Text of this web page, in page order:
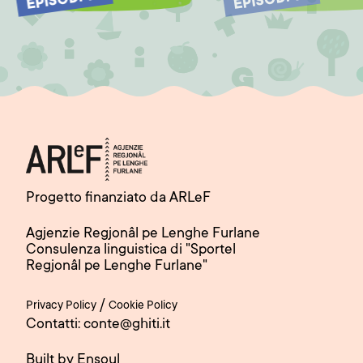
Progetto finanziato da ARLeF
Agjenzie Regjonâl pe Lenghe Furlane
Consulenza linguistica di "Sportel
Regjonâl pe Lenghe Furlane"
Privacy Policy / Cookie Policy
Contatti: conte@ghiti.it